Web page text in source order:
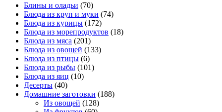
Блины и оладьи (70)
Блюда из круп и муки (74)
Блюда из курицы (172)
Блюда из морепродуктов (18)
Блюда из мяса (201)
Блюда из овощей (133)
Блюда из птицы (6)
Блюда из рыбы (101)
Блюда из яиц (10)
Десерты (40)
Домашние заготовки (188)
Из овощей (128)